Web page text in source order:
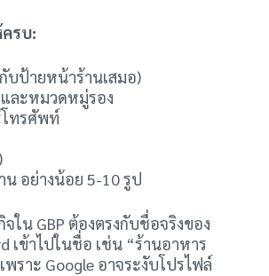
รบ:
บป้ายหน้าร้านเสมอ)
ละหมวดหมู่รอง
ทรศัพท์
อย่างน้อย 5-10 รูป
จใน GBP ต้องตรงกับชื่อจริงของ
เข้าไปในชื่อ เช่น “ร้านอาหาร
พราะ Google อาจระงับโปรไฟล์